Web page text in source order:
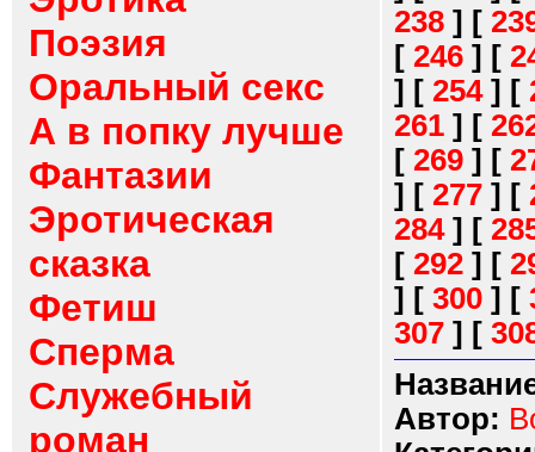
Поэзия
Оральный секс
А в попку лучше
Фантазии
Эротическая
сказка
Фетиш
Сперма
Служебный
роман
238 ] [
[ 246 ] [
] [ 254] [
261 ] [
[ 269 ] [
] [ 277 ] [
284] [
[ 292 ] [
] [ 300 ] [
307 ] [
Автор: